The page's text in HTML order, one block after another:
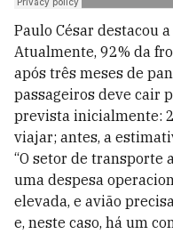
Paulo César destacou
Atualmente, 92% da
após três meses de
passageiros deve cair
prevista inicialmente:
viajar; antes, a
“O setor de transporte
uma despesa
elevada, e avião
e, neste caso, há um